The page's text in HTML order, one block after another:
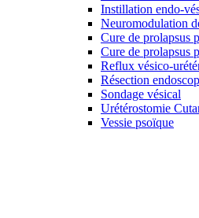
Instillation endo-
Neuromodulation
Cure de prolapsus
Cure de prolapsus
Reflux vésico-
Résection
Sondage vésical
Urétérostomie
Vessie psoïque